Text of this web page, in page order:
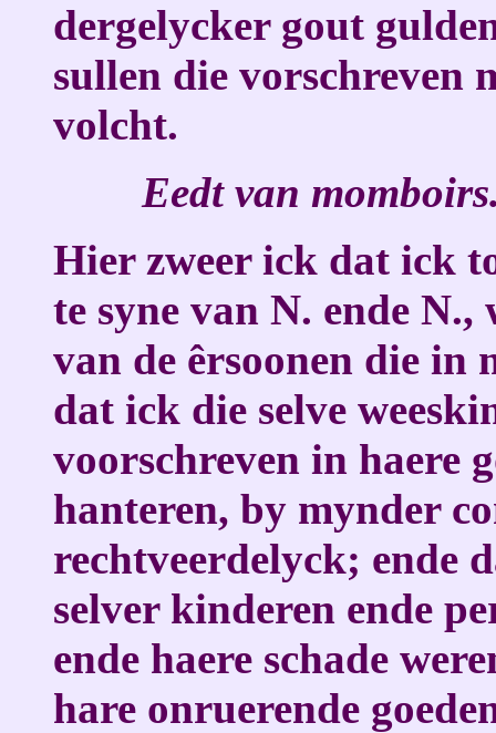
dergelycker gout
sullen die vorschreven
volcht.
Eedt van
Hier zweer ick dat ick
te syne van N. ende N.,
van de êrsoonen die in
dat ick die selve
voorschreven in haere
hanteren, by mynder
rechtveerdelyck; ende
selver kinderen ende
ende haere schade
hare onruerende